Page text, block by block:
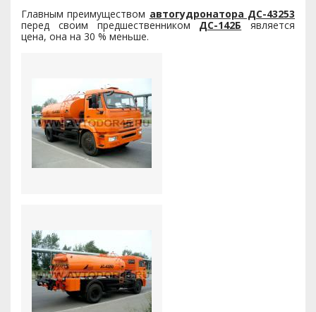
Главным преимуществом автогудронатора ДС-43253
перед своим предшественником ДС-142Б является
цена, она на 30 % меньше.